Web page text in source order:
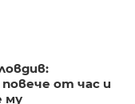
от час и
му